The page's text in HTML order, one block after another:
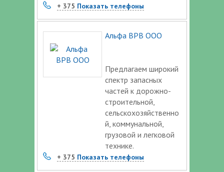
+ 375 Показать телефоны
Альфа ВРВ ООО
Предлагаем широкий
спектр запасных
частей к дорожно-
строительной,
сельскохозяйственно
й, коммунальной,
грузовой и легковой
технике.
+ 375 Показать телефоны